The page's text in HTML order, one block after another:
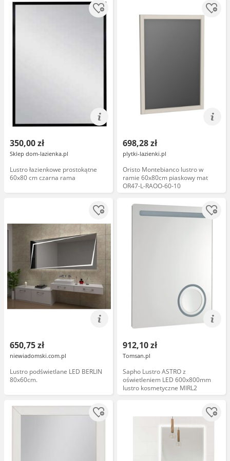
350,00 zł
Sklep dom-lazienka.pl
Lustro łazienkowe prostokątne
60x80 cm czarna rama
698,28 zł
plytki-lazienki.pl
Oristo Montebianco lustro w
ramie 60x80cm piaskowy mat
OR47-L-RAOO-60-10
650,75 zł
niewiadomski.com.pl
Lustro podświetlane LED BERLIN
80x60cm.
912,10 zł
Tomsan.pl
Sapho Lustro ASTRO z
oświetleniem LED 600x800mm
lustro kosmetyczne MIRL2